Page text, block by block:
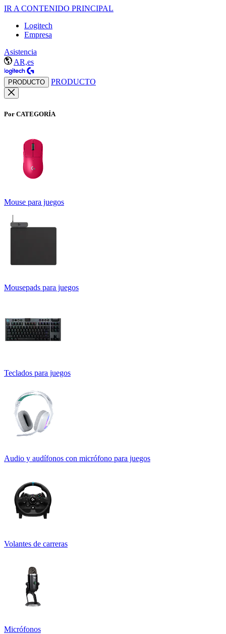
IR A CONTENIDO PRINCIPAL
Logitech
Empresa
Asistencia
AR,es
PRODUCTO PRODUCTO
Por CATEGORÍA
Mouse para juegos
Mousepads para juegos
Teclados para juegos
Audio y audífonos con micrófono para juegos
Volantes de carreras
Micrófonos